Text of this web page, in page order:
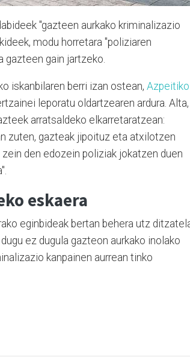
"gazteen aurkako kriminalizazio
modu horretara "poliziaren
gain jartzeko.
iskanbilaren berri izan ostean, Azpeitiko
leporatu oldartzearen ardura. Alta,
arratsaldeko elkarretaratzean:
zuten, gazteak jipoituz eta atxilotzen
den edozein poliziak jokatzen duen
eskaera
eginbideak bertan behera utz
ez dugula gazteon aurkako inolako
kanpainen aurrean tinko